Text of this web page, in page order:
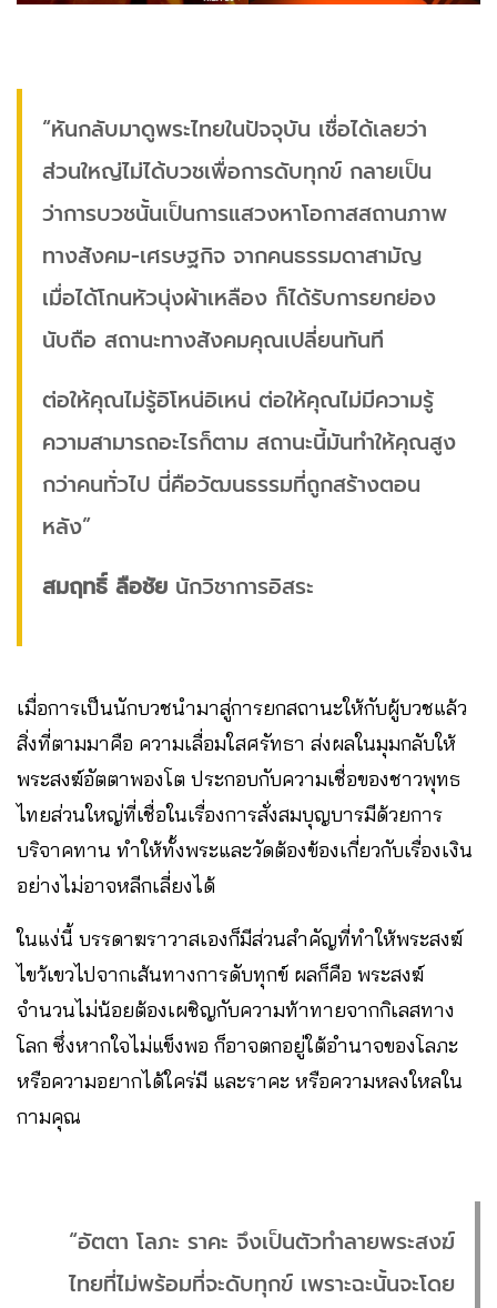
“หันกลับมาดูพระไทยในปัจจุบัน เชื่อได้เลยว่า
ส่วนใหญ่ไม่ได้บวชเพื่อการดับทุกข์ กลายเป็น
ว่าการบวชนั้นเป็นการแสวงหาโอกาสสถานภาพ
ทางสังคม-เศรษฐกิจ จากคนธรรมดาสามัญ
เมื่อได้โกนหัวนุ่งผ้าเหลือง ก็ได้รับการยกย่อง
นับถือ สถานะทางสังคมคุณเปลี่ยนทันที
ต่อให้คุณไม่รู้อิโหน่อิเหน่ ต่อให้คุณไม่มีความรู้
ความสามารถอะไรก็ตาม สถานะนี้มันทําให้คุณสูง
กว่าคนทั่วไป นี่คือวัฒนธรรมที่ถูกสร้างตอน
หลัง”
สมฤทธิ์ ลือชัย นักวิชาการอิสระ
เมื่อการเป็นนักบวชนำมาสู่การยกสถานะให้กับผู้บวชแล้ว
สิ่งที่ตามมาคือ ความเลื่อมใสศรัทธา ส่งผลในมุมกลับให้
พระสงฆ์อัตตาพองโต ประกอบกับความเชื่อของชาวพุทธ
ไทยส่วนใหญ่ที่เชื่อในเรื่องการสั่งสมบุญบารมีด้วยการ
บริจาคทาน ทำให้ทั้งพระและวัดต้องข้องเกี่ยวกับเรื่องเงิน
อย่างไม่อาจหลีกเลี่ยงได้
ในแง่นี้ บรรดาฆราวาสเองก็มีส่วนสำคัญที่ทำให้พระสงฆ์
ไขว้เขวไปจากเส้นทางการดับทุกข์ ผลก็คือ พระสงฆ์
จำนวนไม่น้อยต้องเผชิญกับความท้าทายจากกิเลสทาง
โลก ซึ่งหากใจไม่แข็งพอ ก็อาจตกอยู่ใต้อำนาจของโลภะ
หรือความอยากได้ใคร่มี และราคะ หรือความหลงใหลใน
กามคุณ
“อัตตา โลภะ ราคะ จึงเป็นตัวทําลายพระสงฆ์
ไทยที่ไม่พร้อมที่จะดับทุกข์ เพราะฉะนั้นจะโดย